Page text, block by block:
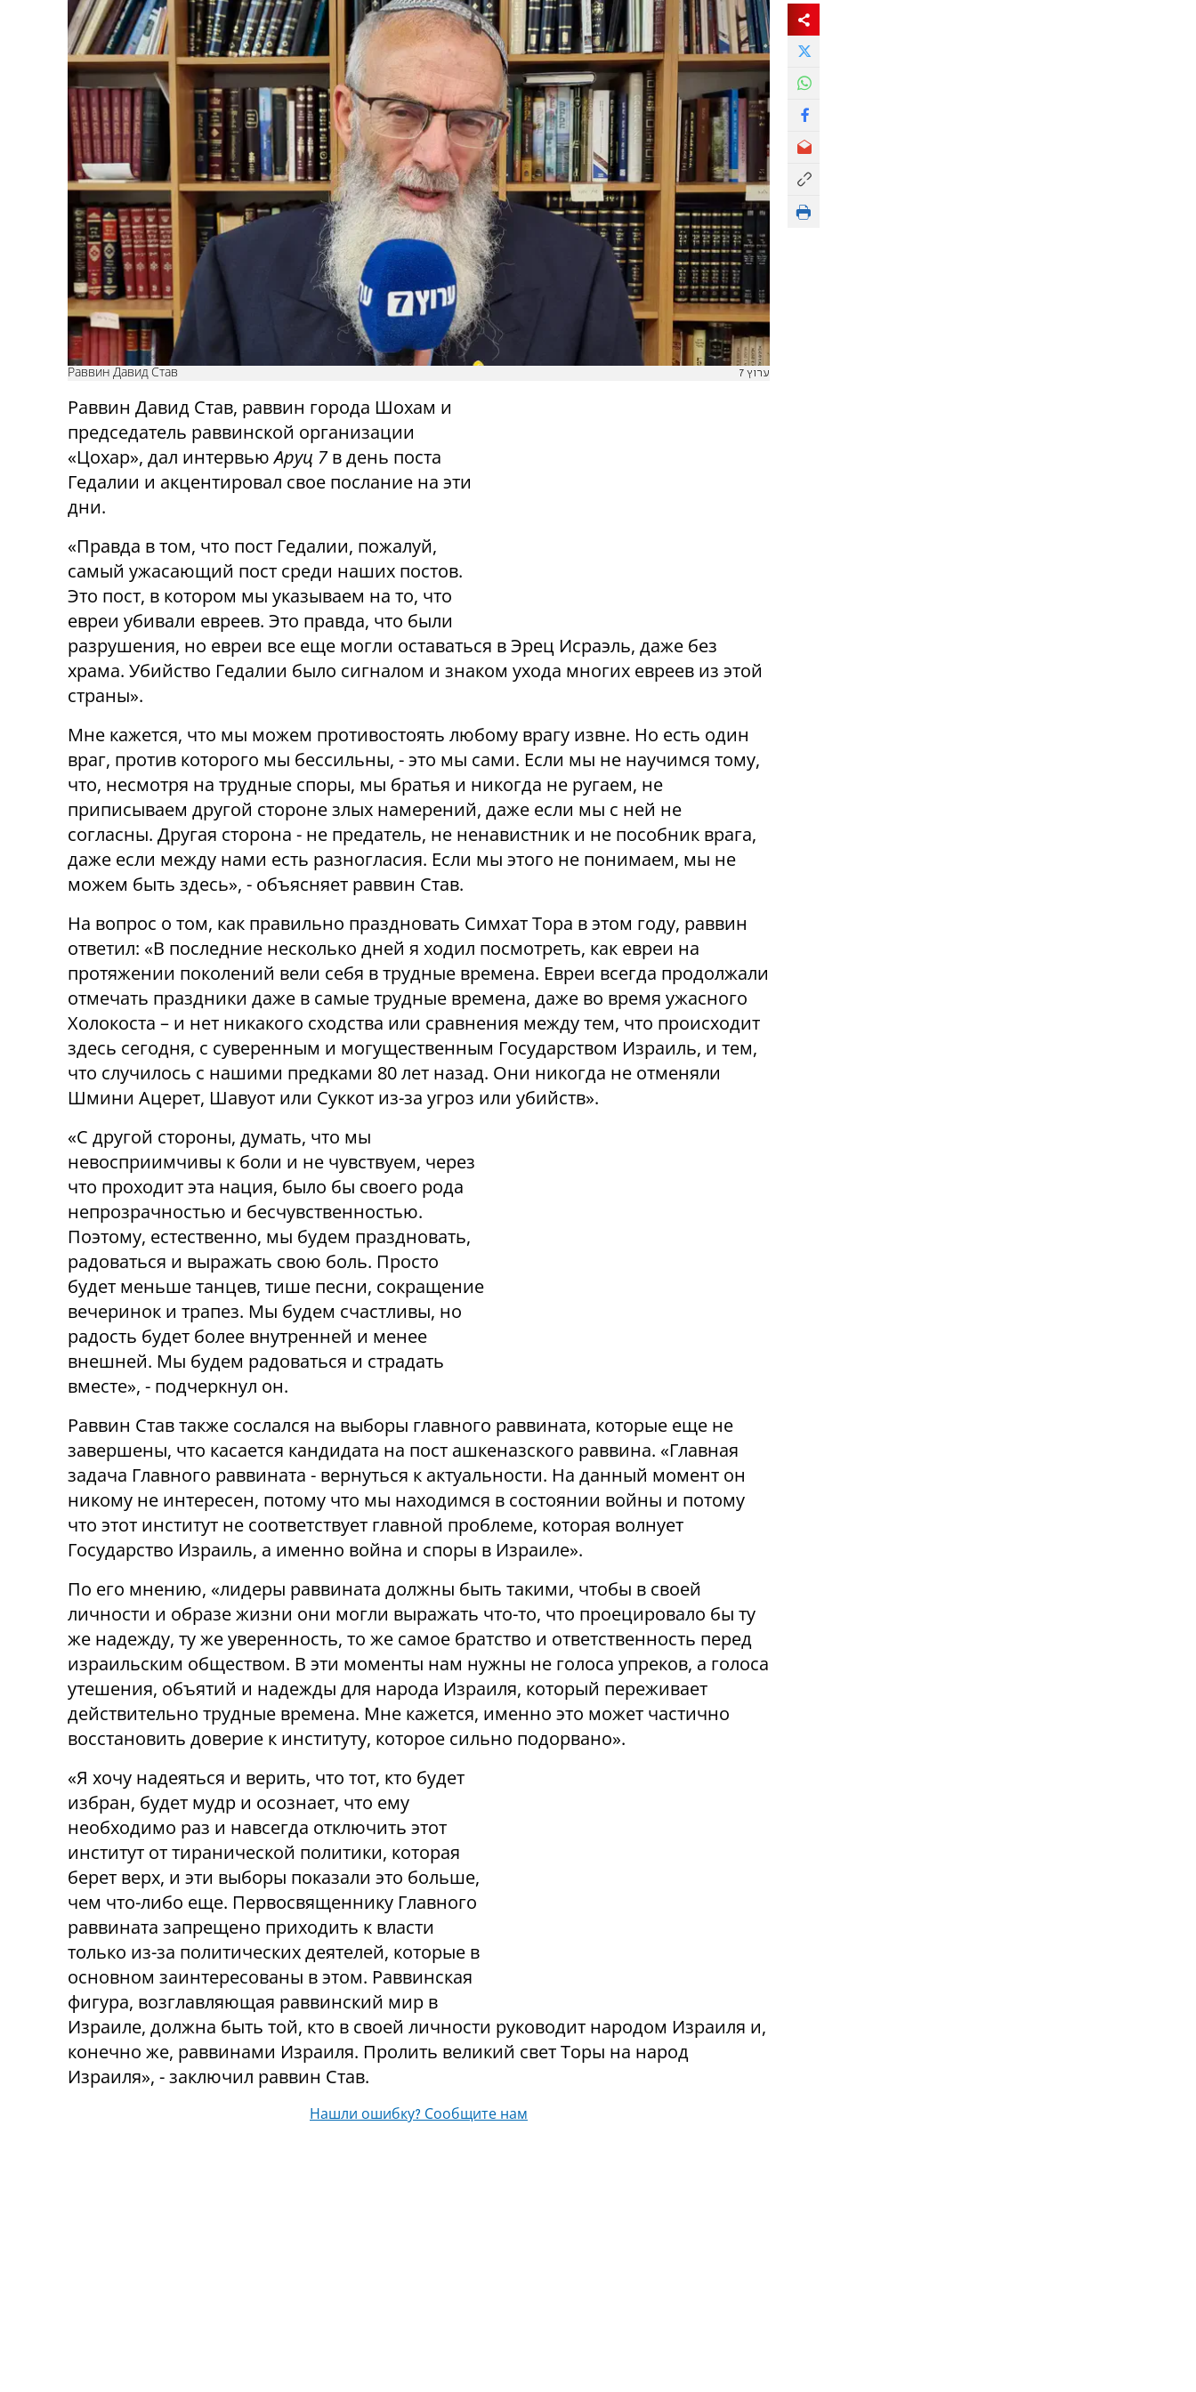
Раввин Давид Став ערוץ 7
Раввин Давид Став, раввин города Шохам и
председатель раввинской организации
«Цохар», дал интервьюАруц 7в день поста
Гедалии и акцентировал свое послание на эти
дни.
«Правда в том, что пост Гедалии, пожалуй,
самый ужасающий пост среди наших постов.
Это пост, в котором мы указываем на то, что
евреи убивали евреев. Это правда, что были
разрушения, но евреи все еще могли оставаться в Эрец Исраэль, даже без
храма. Убийство Гедалии было сигналом и знаком ухода многих евреев из этой
страны».
Мне кажется, что мы можем противостоять любому врагу извне. Но есть один
враг, против которого мы бессильны, - это мы сами. Если мы не научимся тому,
что, несмотря на трудные споры, мы братья и никогда не ругаем, не
приписываем другой стороне злых намерений, даже если мы с ней не
согласны. Другая сторона - не предатель, не ненавистник и не пособник врага,
даже если между нами есть разногласия. Если мы этого не понимаем, мы не
можем быть здесь», - объясняет раввин Став.
На вопрос о том, как правильно праздновать Симхат Тора в этом году, раввин
ответил: «В последние несколько дней я ходил посмотреть, как евреи на
протяжении поколений вели себя в трудные времена. Евреи всегда продолжали
отмечать праздники даже в самые трудные времена, даже во время ужасного
Холокоста – и нет никакого сходства или сравнения между тем, что происходит
здесь сегодня, с суверенным и могущественным Государством Израиль, и тем,
что случилось с нашими предками 80 лет назад. Они никогда не отменяли
Шмини Ацерет, Шавуот или Суккот из-за угроз или убийств».
«С другой стороны, думать, что мы
невосприимчивы к боли и не чувствуем, через
что проходит эта нация, было бы своего рода
непрозрачностью и бесчувственностью.
Поэтому, естественно, мы будем праздновать,
радоваться и выражать свою боль. Просто
будет меньше танцев, тише песни, сокращение
вечеринок и трапез. Мы будем счастливы, но
радость будет более внутренней и менее
внешней. Мы будем радоваться и страдать
вместе», - подчеркнул он.
Раввин Став также сослался на выборы главного раввината, которые еще не
завершены, что касается кандидата на пост ашкеназского раввина. «Главная
задача Главного раввината - вернуться к актуальности. На данный момент он
никому не интересен, потому что мы находимся в состоянии войны и потому
что этот институт не соответствует главной проблеме, которая волнует
Государство Израиль, а именно война и споры в Израиле».
По его мнению, «лидеры раввината должны быть такими, чтобы в своей
личности и образе жизни они могли выражать что-то, что проецировало бы ту
же надежду, ту же уверенность, то же самое братство и ответственность перед
израильским обществом. В эти моменты нам нужны не голоса упреков, а голоса
утешения, объятий и надежды для народа Израиля, который переживает
действительно трудные времена. Мне кажется, именно это может частично
восстановить доверие к институту, которое сильно подорвано».
«Я хочу надеяться и верить, что тот, кто будет
избран, будет мудр и осознает, что ему
необходимо раз и навсегда отключить этот
институт от тиранической политики, которая
берет верх, и эти выборы показали это больше,
чем что-либо еще. Первосвященнику Главного
раввината запрещено приходить к власти
только из-за политических деятелей, которые в
основном заинтересованы в этом. Раввинская
фигура, возглавляющая раввинский мир в
Израиле, должна быть той, кто в своей личности руководит народом Израиля и,
конечно же, раввинами Израиля. Пролить великий свет Торы на народ
Израиля», - заключил раввин Став.
Нашли ошибку? Сообщите нам